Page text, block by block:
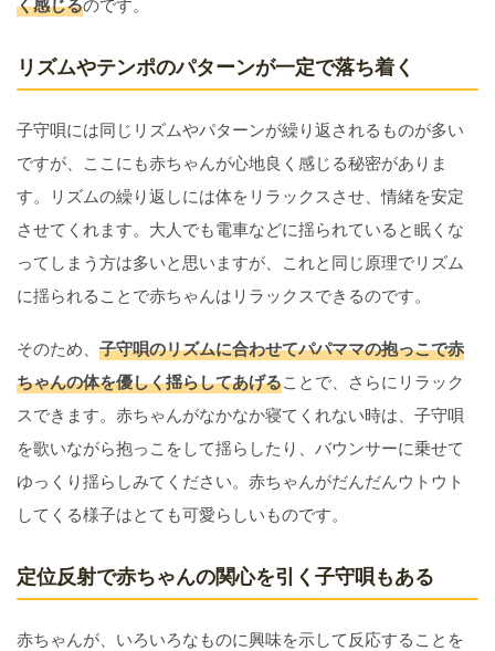
リズムやテンポのパターンが一定で落ち着く
子守唄には同じリズムやパターンが繰り返されるものが多い
ですが、ここにも赤ちゃんが心地良く感じる秘密がありま
す。リズムの繰り返しには体をリラックスさせ、情緒を安定
させてくれます。大人でも電車などに揺られていると眠くな
ってしまう方は多いと思いますが、これと同じ原理でリズム
に揺られることで赤ちゃんはリラックスできるのです。
そのため、 子守唄のリズムに合わせてパパママの抱っこで赤
ちゃんの体を優しく揺らしてあげることで、さらにリラック
スできます。赤ちゃんがなかなか寝てくれない時は、子守唄
を歌いながら抱っこをして揺らしたり、バウンサーに乗せて
ゆっくり揺らしみてください。赤ちゃんがだんだんウトウト
してくる様子はとても可愛らしいものです。
定位反射で赤ちゃんの関心を引く子守唄もある
赤ちゃんが、いろいろなものに興味を示して反応することを